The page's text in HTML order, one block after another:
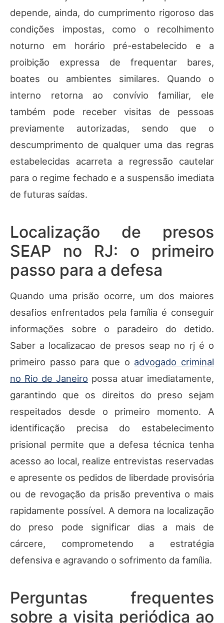
depende, ainda, do cumprimento rigoroso das
condições impostas, como o recolhimento
noturno em horário pré-estabelecido e a
proibição expressa de frequentar bares,
boates ou ambientes similares. Quando o
interno retorna ao convívio familiar, ele
também pode receber visitas de pessoas
previamente autorizadas, sendo que o
descumprimento de qualquer uma das regras
estabelecidas acarreta a regressão cautelar
para o regime fechado e a suspensão imediata
de futuras saídas.
Localização de presos
SEAP no RJ: o primeiro
passo para a defesa
Quando uma prisão ocorre, um dos maiores
desafios enfrentados pela família é conseguir
informações sobre o paradeiro do detido.
Saber a localizacao de presos seap no rj é o
primeiro passo para que o advogado criminal
no Rio de Janeiro possa atuar imediatamente,
garantindo que os direitos do preso sejam
respeitados desde o primeiro momento. A
identificação precisa do estabelecimento
prisional permite que a defesa técnica tenha
acesso ao local, realize entrevistas reservadas
e apresente os pedidos de liberdade provisória
ou de revogação da prisão preventiva o mais
rapidamente possível. A demora na localização
do preso pode significar dias a mais de
cárcere, comprometendo a estratégia
defensiva e agravando o sofrimento da família.
Perguntas frequentes
sobre a visita periódica ao